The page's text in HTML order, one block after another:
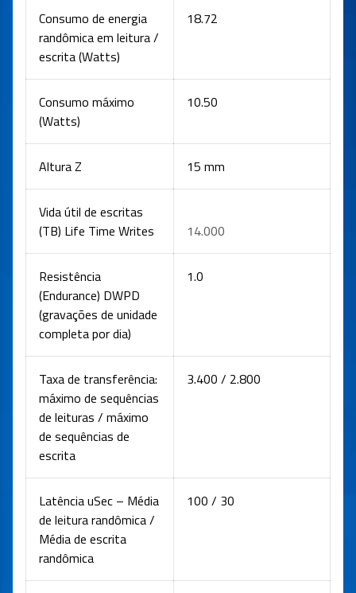
Consumo de energia
randômica em leitura /
escrita (Watts)
18.72
Consumo máximo
(Watts)
10.50
Altura Z 15 mm
Vida útil de escritas
(TB) Life Time Writes
14.000
Resistência
(Endurance) DWPD
(gravações de unidade
completa por dia)
1.0
Taxa de transferência:
máximo de sequências
de leituras / máximo
de sequências de
escrita
3.400 / 2.800
Latência uSec – Média
de leitura randômica /
Média de escrita
randômica
100 / 30